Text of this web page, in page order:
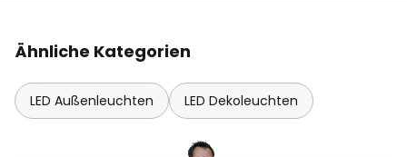
Ähnliche Kategorien
LED Außenleuchten LED Dekoleuchten